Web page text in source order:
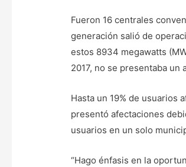
Fueron 16 centrales
generación salió de
estos 8934 megawatts
2017, no se presentaba
Hasta un 19% de usuarios
presentó afectaciones
usuarios en un solo
“Hago énfasis en la